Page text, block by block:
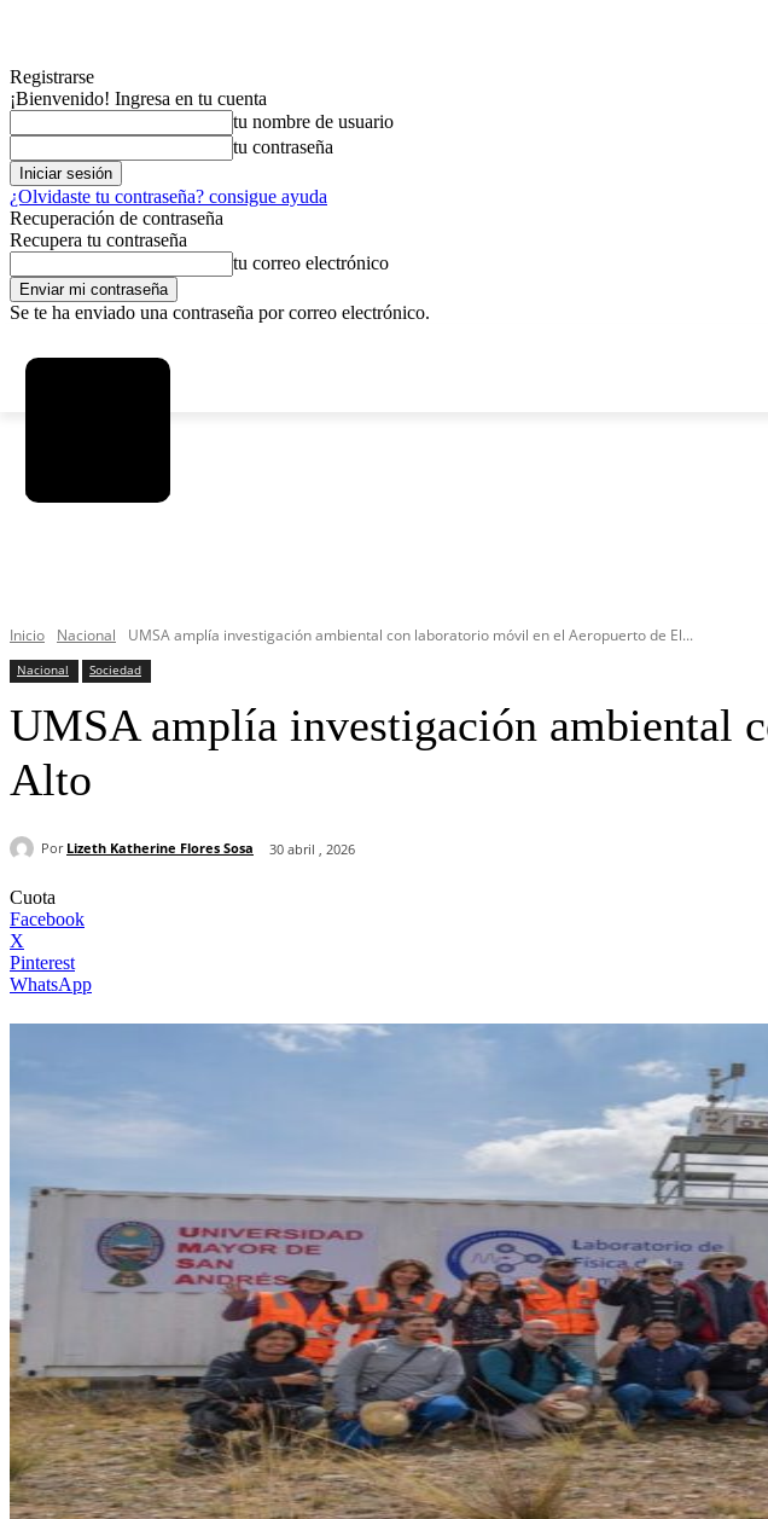
Registrarse
¡Bienvenido! Ingresa en tu cuenta
tu nombre de usuario
tu contraseña
¿Olvidaste tu contraseña? consigue ayuda
Recuperación de contraseña
Recupera tu contraseña
tu correo electrónico
Se te ha enviado una contraseña por correo electrónico.
Inicio Nacional UMSA amplía investigación ambiental con laboratorio móvil en el Aeropuerto de El...
Nacional Sociedad
UMSA amplía investigación ambiental
Alto
Por Lizeth Katherine Flores Sosa 30 abril , 2026
Cuota
Facebook
X
Pinterest
WhatsApp